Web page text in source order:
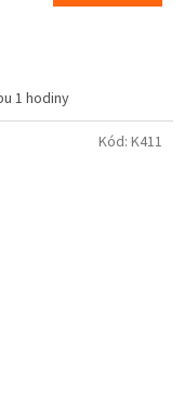
1 hodiny
Kód: K411